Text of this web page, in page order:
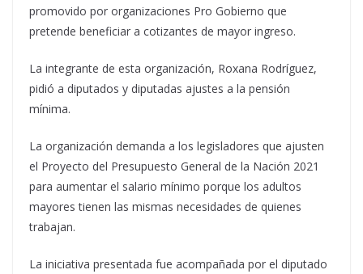
promovido por organizaciones Pro Gobierno que
pretende beneficiar a cotizantes de mayor ingreso.
La integrante de esta organización, Roxana Rodríguez,
pidió a diputados y diputadas ajustes a la pensión
mínima.
La organización demanda a los legisladores que ajusten
el Proyecto del Presupuesto General de la Nación 2021
para aumentar el salario mínimo porque los adultos
mayores tienen las mismas necesidades de quienes
trabajan.
La iniciativa presentada fue acompañada por el diputado